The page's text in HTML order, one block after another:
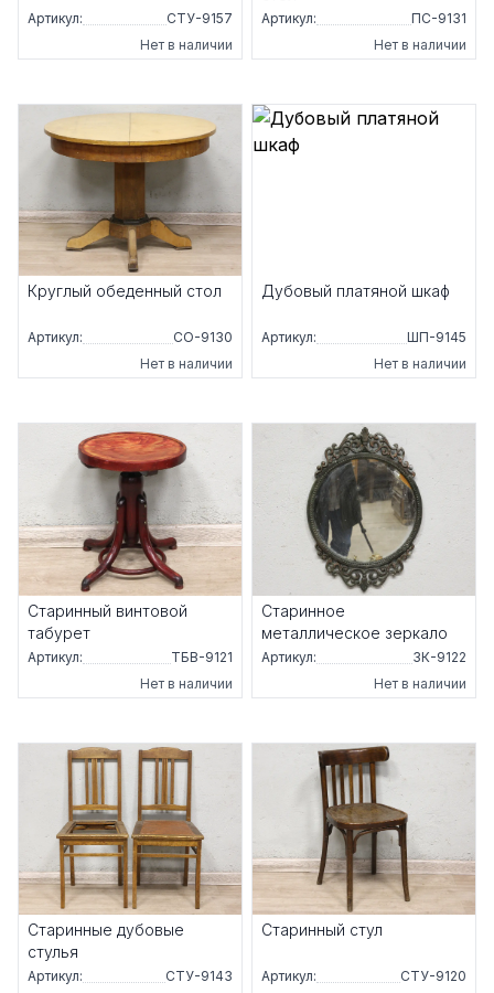
Артикул:
СТУ-9157
Нет в наличии
Артикул:
ПС-9131
Нет в наличии
Круглый обеденный стол
Артикул:
СО-9130
Нет в наличии
Дубовый платяной шкаф
Артикул:
ШП-9145
Нет в наличии
Старинный винтовой
табурет
Артикул:
ТБВ-9121
Нет в наличии
Старинное
металлическое зеркало
Артикул:
ЗК-9122
Нет в наличии
Старинные дубовые
стулья
Артикул:
СТУ-9143
Старинный стул
Артикул:
СТУ-9120